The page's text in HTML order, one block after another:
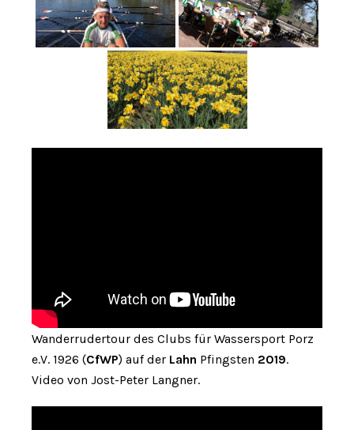
Wanderrudertour des Clubs für Wassersport Porz
e.V. 1926 (CfWP) auf der Lahn Pfingsten 2019.
Video von Jost-Peter Langner.